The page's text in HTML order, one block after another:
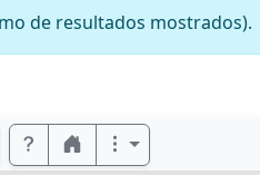
de resultados mostrados).